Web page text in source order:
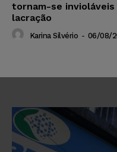
tornam-se
lacração
Karina Silvério - 06/08/